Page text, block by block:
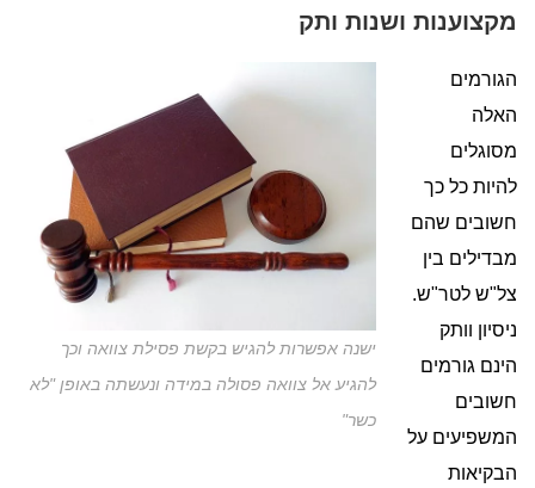
מקצוענות ושנות ותק
ישנה אפשרות להגיש בקשת פסילת צוואה וכך
להגיע אל צוואה פסולה במידה ונעשתה באופן "לא
כשר"
הגורמים
האלה
מסוגלים
להיות כל כך
חשובים שהם
מבדילים בין
צל"ש לטר"ש.
ניסיון וותק
הינם גורמים
חשובים
המשפיעים על
הבקיאות